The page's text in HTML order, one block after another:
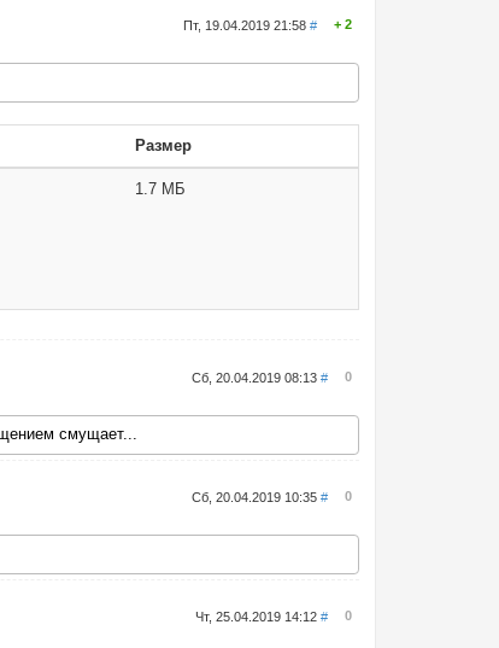
Пт, 19.04.2019 21:58# 2
Размер
1.7 МБ
Сб, 20.04.2019 08:13# 0
смущает...
Сб, 20.04.2019 10:35# 0
Чт, 25.04.2019 14:12# 0